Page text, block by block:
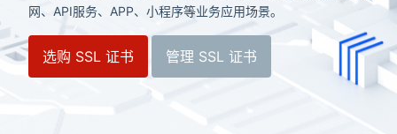
网、API服务、APP、小程序等业务应用场景。
选购 SSL 证书 管理 SSL 证书